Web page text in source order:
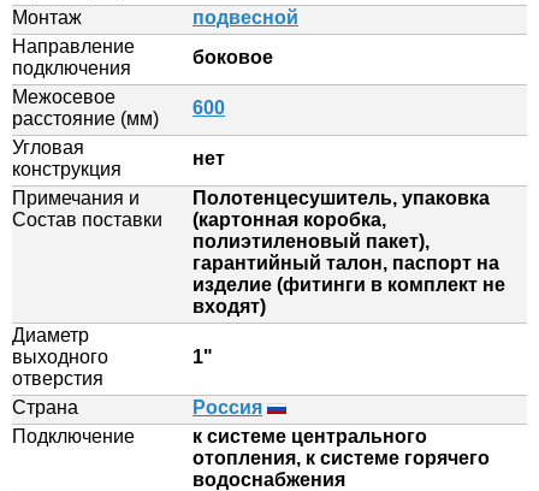
Монтаж
подвесной
Направление
подключения
боковое
Межосевое
расстояние (мм)
600
Угловая
конструкция
нет
Примечания и
Состав поставки
Полотенцесушитель, упаковка
(картонная коробка,
полиэтиленовый пакет),
гарантийный талон, паспорт на
изделие (фитинги в комплект не
входят)
Диаметр
выходного
отверстия
1"
Страна
Россия
Подключение
к системе центрального
отопления, к системе горячего
водоснабжения